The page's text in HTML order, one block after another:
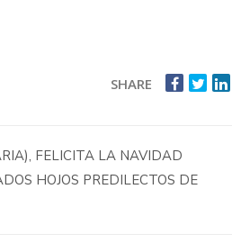
SHARE
FELICITA LA NAVIDAD
HOJOS PREDILECTOS DE